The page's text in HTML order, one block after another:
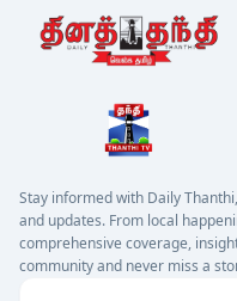
Stay informed with Daily
and updates. From local
comprehensive coverage,
community and never miss a